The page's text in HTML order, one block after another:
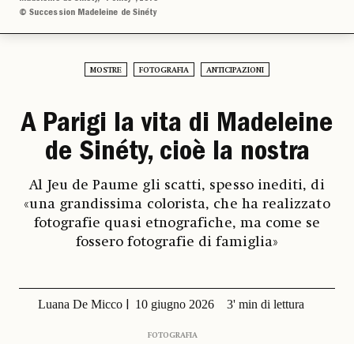
© Succession Madeleine de Sinéty
MOSTRE FOTOGRAFIA ANTICIPAZIONI
A Parigi la vita di Madeleine
de Sinéty, cioè la nostra
Al Jeu de Paume gli scatti, spesso inediti, di
«una grandissima colorista, che ha realizzato
fotografie quasi etnografiche, ma come se
fossero fotografie di famiglia»
Luana De Micco 10 giugno 2026 3' min di lettura
FOTOGRAFIA